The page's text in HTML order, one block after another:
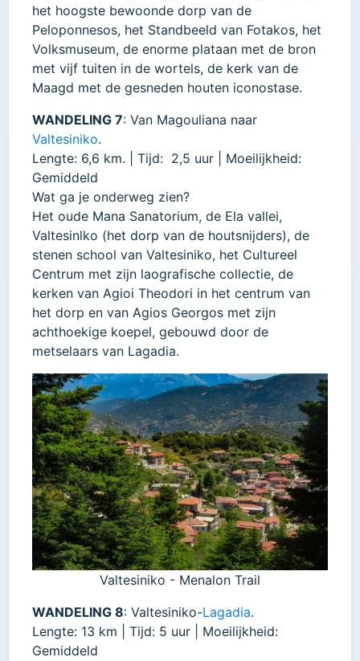
het hoogste bewoonde dorp van de
Peloponnesos, het Standbeeld van Fotakos, het
Volksmuseum, de enorme plataan met de bron
met vijf tuiten in de wortels, de kerk van de
Maagd met de gesneden houten iconostase.
WANDELING 7: Van Magouliana naar
Valtesiniko.
Lengte: 6,6 km. | Tijd: 2,5 uur | Moeilijkheid:
Gemiddeld
Wat ga je onderweg zien?
Het oude Mana Sanatorium, de Ela vallei,
Valtesinlko (het dorp van de houtsnijders), de
stenen school van Valtesiniko, het Cultureel
Centrum met zijn laografische collectie, de
kerken van Agioi Theodori in het centrum van
het dorp en van Agios Georgos met zijn
achthoekige koepel, gebouwd door de
metselaars van Lagadia.
Valtesiniko - Menalon Trail
WANDELING 8: Valtesiniko-Lagadia.
Lengte: 13 km | Tijd: 5 uur | Moeilijkheid:
Gemiddeld